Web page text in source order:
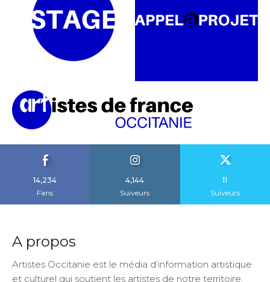
14,234
Fans
4,144
Suiveurs
11
Suiveurs
A propos
Artistes Occitanie est le média d’information artistique
et culturel qui soutient les artistes de notre territoire.